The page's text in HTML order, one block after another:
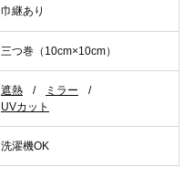
巾継あり
三つ巻（10cm×10cm）
遮熱
ミラー
UVカット
洗濯機OK